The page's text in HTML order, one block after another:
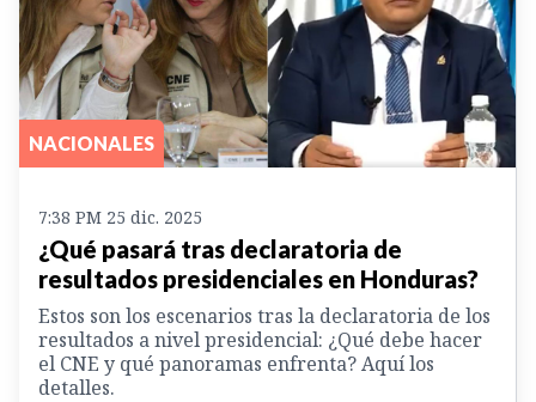
NACIONALES
7:38 PM 25 dic. 2025
¿Qué pasará tras declaratoria de
resultados presidenciales en Honduras?
Estos son los escenarios tras la declaratoria de los
resultados a nivel presidencial: ¿Qué debe hacer
el CNE y qué panoramas enfrenta? Aquí los
detalles.